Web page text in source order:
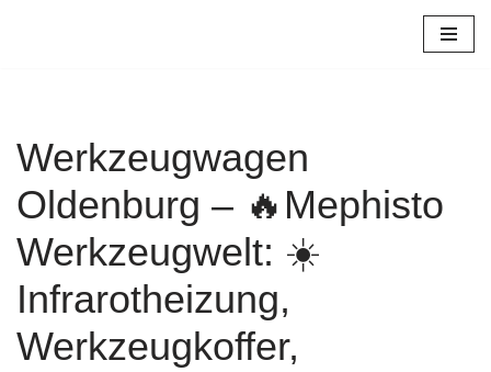
Werkzeugwagen
Oldenburg – 🔥Mephisto
Werkzeugwelt: ☀️
Infrarotheizung,
Werkzeugkoffer,